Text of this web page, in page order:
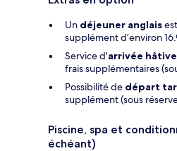
Un déjeuner anglais
supplément d’environ
Service d'arrivée hâtive
frais supplémentaires
Possibilité de départ
supplément (sous
Piscine, spa et
échéant)